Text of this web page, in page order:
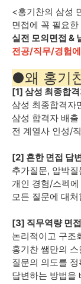
<홍기찬의 삼성
면접에 꼭 필요
실전 모의면접 &
전공/직무/경험
●왜 홍기
[1] 삼성 최종합
삼성 최종합격자
삼성 합격자 배
전 계열사 인성/
[2] 흔한 면접 답
추가질문, 압박
개인 경험/스펙
모든 질문에 대
[3] 직무역량 면
논리적이고 구조
홍기찬 쌤만의
질문의 의도를
답변하는 방법을